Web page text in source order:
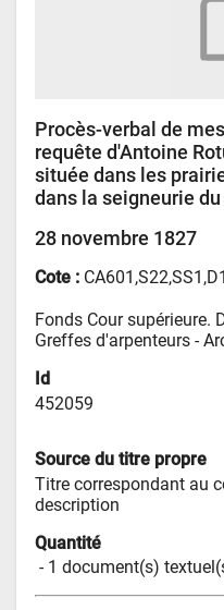
Procès-verbal de
requête d'Antoine
située dans les
dans la seigneurie
28 novembre 1827
Cote :
Fonds Cour supérieure.
Greffes d'arpenteurs -
Id
452059
Source du titre propre
Titre correspondant au
description
Quantité
- 1 document(s)